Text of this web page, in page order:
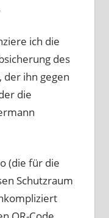
ich die
des
der ihn gegen
die
(die für die
Schutzraum